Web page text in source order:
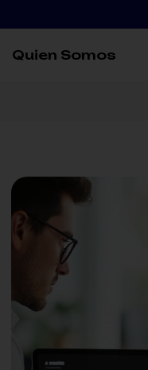
Quien Somos